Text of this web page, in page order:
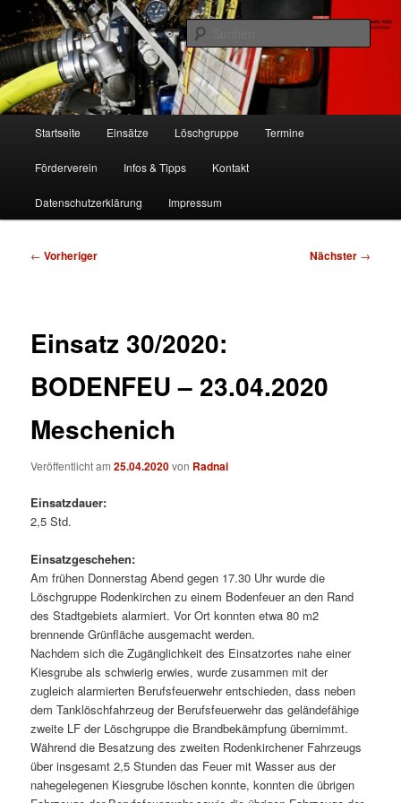
Zum
primären
Inhalt
springenFF Köln, LG RD
Freiwillige Feuerwehr Köln, Löschgruppe Rodenkirchen
Startseite Einsätze Löschgruppe Termine
Förderverein Infos & Tipps Kontakt
Datenschutzerklärung Impressum
Beitragsnavigation
← Vorheriger Nächster →
Einsatz 30/2020:
BODENFEU – 23.04.2020
Meschenich
Veröffentlicht am25.04.2020von Radnai
Einsatzdauer:
2,5 Std.
Einsatzgeschehen:
Am frühen Donnerstag Abend gegen 17.30 Uhr wurde die
Löschgruppe Rodenkirchen zu einem Bodenfeuer an den Rand
des Stadtgebiets alarmiert. Vor Ort konnten etwa 80 m2
brennende Grünfläche ausgemacht werden.
Nachdem sich die Zugänglichkeit des Einsatzortes nahe einer
Kiesgrube als schwierig erwies, wurde zusammen mit der
zugleich alarmierten Berufsfeuerwehr entschieden, dass neben
dem Tanklöschfahrzeug der Berufsfeuerwehr das geländefähige
zweite LF der Löschgruppe die Brandbekämpfung übernimmt.
Während die Besatzung des zweiten Rodenkirchener Fahrzeugs
über insgesamt 2,5 Stunden das Feuer mit Wasser aus der
nahegelegenen Kiesgrube löschen konnte, konnten die übrigen